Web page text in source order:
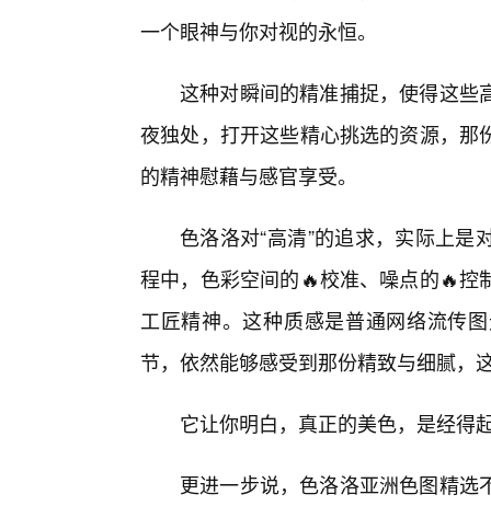
一个眼神与你对视的永恒。
这种对瞬间的精准捕捉，使得这些
夜独处，打开这些精心挑选的资源，
的精神慰藉与感官享受。
色洛洛对“高清”的追求，实际上
程中，色彩空间的🔥校准、噪点的🔥
工匠精神。这种质感是普通网络流传
节，依然能够感受到那份精致与细腻，
它让你明白，真正的美色，是经得
更进一步说，色洛洛亚洲色图精